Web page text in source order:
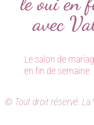
avec
Le salon de
en fin de semaine
© Tout droit réservé. La